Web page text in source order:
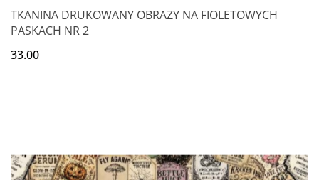
TKANINA DRUKOWANY OBRAZY NA FIOLETOWYCH
PASKACH NR 2
33.00